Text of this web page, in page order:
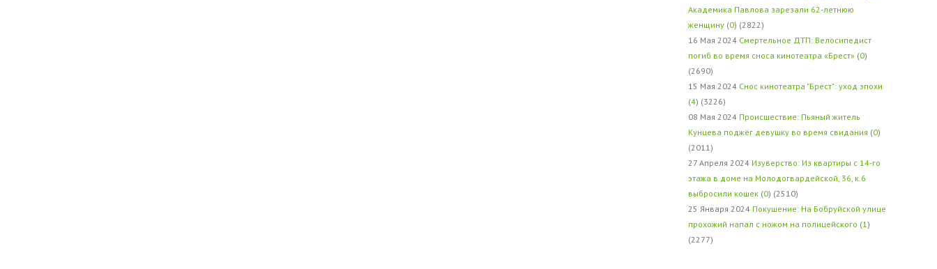
Академика Павлова зарезали 62-летнюю
женщину (0) (2822)
16 Мая 2024 Смертельное ДТП: Велосипедист
погиб во время сноса кинотеатра «Брест» (0)
(2690)
15 Мая 2024 Снос кинотеатра "Брест": уход эпохи
(4) (3226)
08 Мая 2024 Происшествие: Пьяный житель
Кунцева поджёг девушку во время свидания (0)
(2011)
27 Апреля 2024 Изуверство: Из квартиры с 14-го
этажа в доме на Молодогвардейской, 36, к.6
выбросили кошек (0) (2510)
25 Января 2024 Покушение: На Бобруйской улице
прохожий напал с ножом на полицейского (1)
(2277)